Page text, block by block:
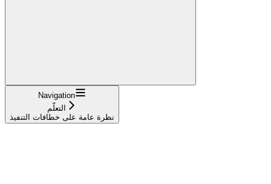
Navigation
التعلّم
نظرة عامة على خطافات التنفيذ